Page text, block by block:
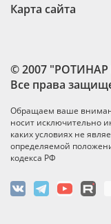
© 2007
Все права
Обращаем ваше
носит исключительно
каких условиях не
определяемой
кодекса РФ
Карта сайта